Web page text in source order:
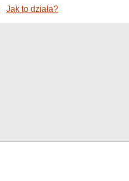
Jak to działa?